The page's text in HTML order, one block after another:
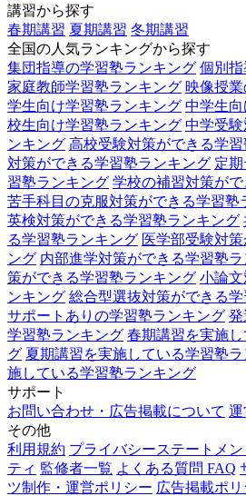
講習から探す
春期講習 夏期講習 冬期講習
全国の人気ランキングから探す
集団指導の学習塾ランキング 個別
家庭教師学習塾ランキング 映像授
学生向け学習塾ランキング 中学生
校生向け学習塾ランキング 中学受
ンキング 高校受験対策ができる学
対策ができる学習塾ランキング 定
習塾ランキング 学校の補習対策が
苦手科目の克服対策ができる学習塾
英検対策ができる学習塾ランキング
る学習塾ランキング 医学部受験対
ング 内部進学対策ができる学習塾
策ができる学習塾ランキング 小論
ンキング 総合型選抜対策ができる
サポートありの学習塾ランキング 発
学習塾ランキング 春期講習を実施
グ 夏期講習を実施している学習塾
施している学習塾ランキング
サポート
お問い合わせ・広告掲載について 運
その他
利用規約 プライバシーステートメン
ティ 監修者一覧 よくある質問 FAQ
ツ制作・運営ポリシー 広告掲載ポリ